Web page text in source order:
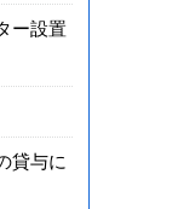
ー設置
貸与に